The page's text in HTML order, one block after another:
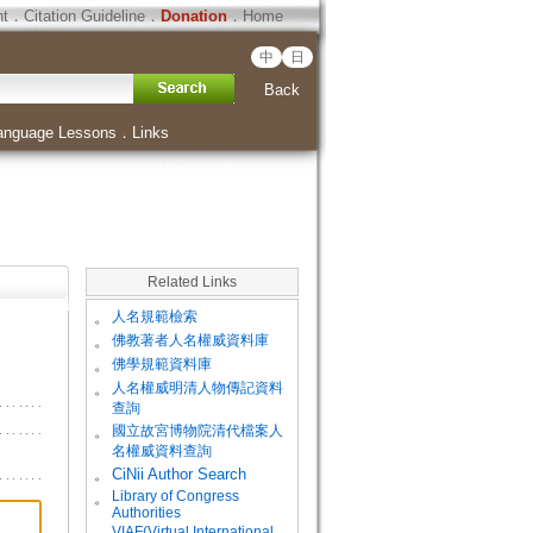
．Citation Guideline．Donation．Home
中 日
Back
Lessons ． Links
Related Links
。 人名規範檢索
。 佛教著者人名權威資料庫
。 佛學規範資料庫
。
人名權威明清人物傳記資料
查詢
。
國立故宮博物院清代檔案人
名權威資料查詢
。
CiNii Author Search
。
Library of Congress
Authorities